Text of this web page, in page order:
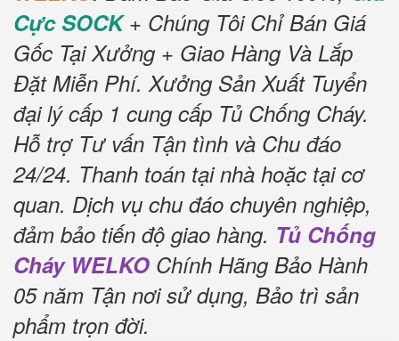
Cực SOCK+ Chúng Tôi Chỉ Bán Giá
Gốc Tại Xưởng + Giao Hàng Và Lắp
Đặt Miễn Phí. Xưởng Sản Xuất Tuyển
đại lý cấp 1 cung cấp Tủ Chống Cháy.
Hỗ trợ Tư vấn Tận tình và Chu đáo
24/24. Thanh toán tại nhà hoặc tại cơ
quan. Dịch vụ chu đáo chuyên nghiệp,
đảm bảo tiến độ giao hàng. Tủ Chống
Cháy WELKO Chính Hãng Bảo Hành
05 năm Tận nơi sử dụng, Bảo trì sản
phẩm trọn đời.